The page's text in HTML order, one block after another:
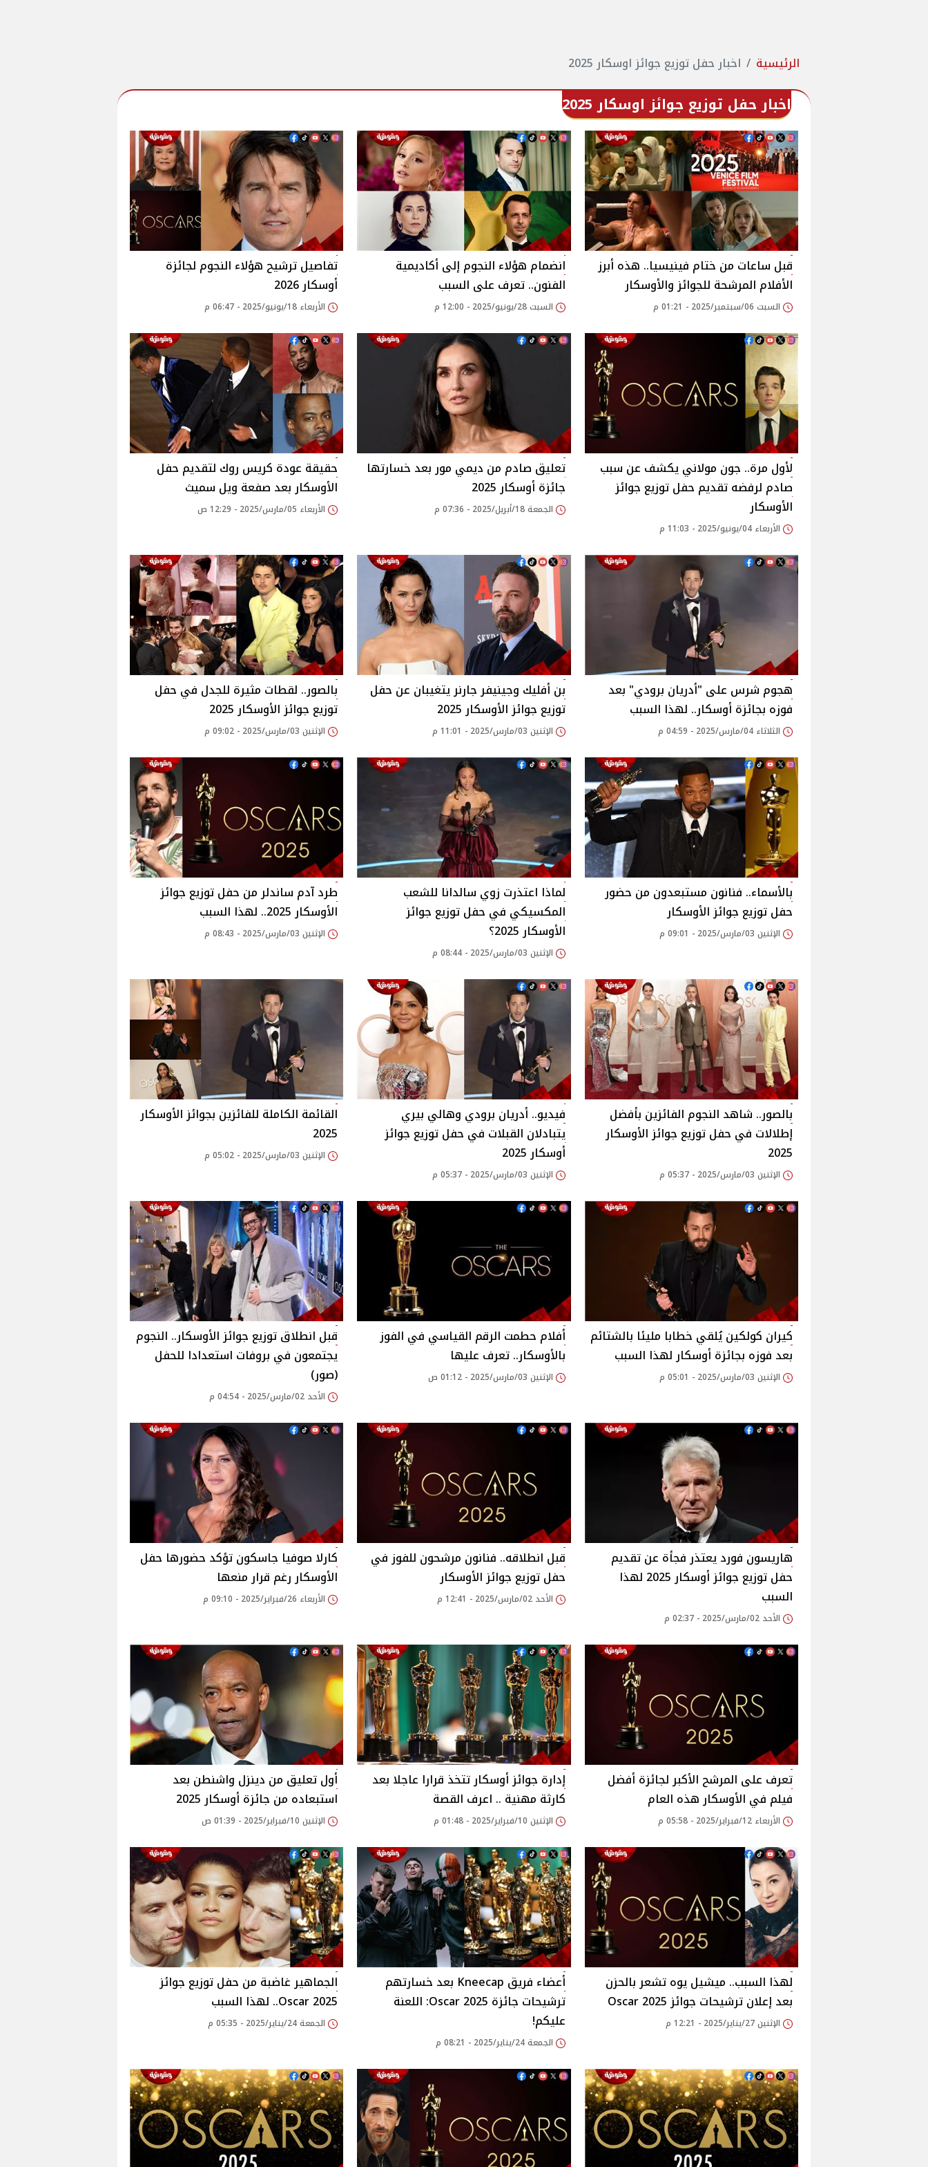
الرئيسية اخبار حفل توزيع جوائز اوسكار 2025
اخبار حفل توزيع جوائز اوسكار 2025
قبل ساعات من ختام فينيسيا.. هذه أبرز
الأفلام المرشحة للجوائز والأوسكار
السبت 06/سبتمبر/2025 - 01:21 م
انضمام هؤلاء النجوم إلى أكاديمية
الفنون.. تعرف على السبب
السبت 28/يونيو/2025 - 12:00 م
تفاصيل ترشيح هؤلاء النجوم لجائزة
أوسكار 2026
الأربعاء 18/يونيو/2025 - 06:47 م
لأول مرة.. جون مولاني يكشف عن سبب
صادم لرفضه تقديم حفل توزيع جوائز
الأوسكار
الأربعاء 04/يونيو/2025 - 11:03 م
تعليق صادم من ديمي مور بعد خسارتها
جائزة أوسكار 2025
الجمعة 18/أبريل/2025 - 07:36 م
حقيقة عودة كريس روك لتقديم حفل
الأوسكار بعد صفعة ويل سميث
الأربعاء 05/مارس/2025 - 12:29 ص
هجوم شرس على "أدريان برودي" بعد
فوزه بجائزة أوسكار.. لهذا السبب
الثلاثاء 04/مارس/2025 - 04:59 م
بن أفليك وجينيفر جارنر يتغيبان عن حفل
توزيع جوائز الأوسكار 2025
الإثنين 03/مارس/2025 - 11:01 م
بالصور.. لقطات مثيرة للجدل في حفل
توزيع جوائز الأوسكار 2025
الإثنين 03/مارس/2025 - 09:02 م
بالأسماء.. فنانون مستبعدون من حضور
حفل توزيع جوائز الأوسكار
الإثنين 03/مارس/2025 - 09:01 م
لماذا اعتذرت زوي سالدانا للشعب
المكسيكي في حفل توزيع جوائز
الأوسكار 2025؟
الإثنين 03/مارس/2025 - 08:44 م
طرد آدم ساندلر من حفل توزيع جوائز
الأوسكار 2025.. لهذا السبب
الإثنين 03/مارس/2025 - 08:43 م
بالصور.. شاهد النجوم الفائزين بأفضل
إطلالات في حفل توزيع جوائز الأوسكار
2025
الإثنين 03/مارس/2025 - 05:37 م
فيديو.. أدريان برودي وهالي بيري
يتبادلان القبلات في حفل توزيع جوائز
أوسكار 2025
الإثنين 03/مارس/2025 - 05:37 م
القائمة الكاملة للفائزين بجوائز الأوسكار
2025
الإثنين 03/مارس/2025 - 05:02 م
كيران كولكين يُلقي خطابا مليئا بالشتائم
بعد فوزه بجائزة أوسكار لهذا السبب
الإثنين 03/مارس/2025 - 05:01 م
أفلام حطمت الرقم القياسي في الفوز
بالأوسكار.. تعرف عليها
الإثنين 03/مارس/2025 - 01:12 ص
قبل انطلاق توزيع جوائز الأوسكار.. النجوم
يجتمعون في بروفات استعدادا للحفل
(صور)
الأحد 02/مارس/2025 - 04:54 م
هاريسون فورد يعتذر فجأة عن تقديم
حفل توزيع جوائز أوسكار 2025 لهذا
السبب
الأحد 02/مارس/2025 - 02:37 م
قبل انطلاقه.. فنانون مرشحون للفوز في
حفل توزيع جوائز الأوسكار
الأحد 02/مارس/2025 - 12:41 م
كارلا صوفيا جاسكون تؤكد حضورها حفل
الأوسكار رغم قرار منعها
الأربعاء 26/فبراير/2025 - 09:10 م
تعرف على المرشح الأكبر لجائزة أفضل
فيلم في الأوسكار هذه العام
الأربعاء 12/فبراير/2025 - 05:58 م
إدارة جوائز أوسكار تتخذ قرارا عاجلا بعد
كارثة مهنية .. اعرف القصة
الإثنين 10/فبراير/2025 - 01:48 م
أول تعليق من دينزل واشنطن بعد
استبعاده من جائزة أوسكار 2025
الإثنين 10/فبراير/2025 - 01:39 ص
لهذا السبب.. ميشيل يوه تشعر بالحزن
بعد إعلان ترشيحات جوائز Oscar 2025
الإثنين 27/يناير/2025 - 12:21 م
أعضاء فريق Kneecap بعد خسارتهم
ترشيحات جائزة Oscar 2025: اللعنة
عليكم!
الجمعة 24/يناير/2025 - 08:21 م
الجماهير غاضبة من حفل توزيع جوائز
Oscar 2025.. لهذا السبب
الجمعة 24/يناير/2025 - 05:35 م